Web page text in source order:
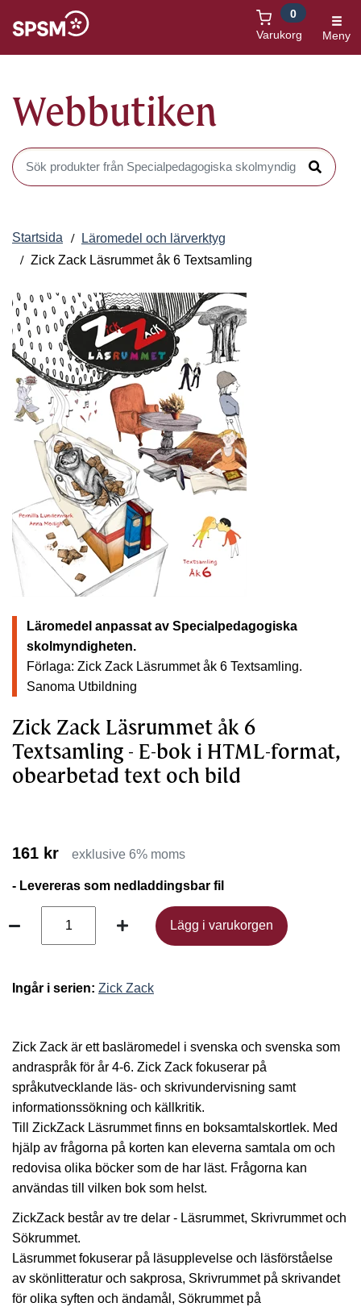
Varukorg
0
Meny
Webbutiken
Sök produkter i Webbutiken
Sök
Startsida
Läromedel och lärverktyg
Zick Zack Läsrummet åk 6 Textsamling
Läromedel anpassat av Specialpedagogiska
skolmyndigheten.
Förlaga: Zick Zack Läsrummet åk 6 Textsamling.
Sanoma Utbildning
Zick Zack Läsrummet åk 6
Textsamling - E-bok i HTML-format,
obearbetad text och bild
161 kr exklusive 6% moms
- Levereras som nedladdingsbar fil
Lägg i varukorgen
Lägg i varukorgen
Ingår i serien: Zick Zack
Zick Zack är ett basläromedel i svenska och svenska som
andraspråk för år 4-6. Zick Zack fokuserar på
språkutvecklande läs- och skrivundervisning samt
informationssökning och källkritik.
Till ZickZack Läsrummet finns en boksamtalskortlek. Med
hjälp av frågorna på korten kan eleverna samtala om och
redovisa olika böcker som de har läst. Frågorna kan
användas till vilken bok som helst.
ZickZack består av tre delar - Läsrummet, Skrivrummet och
Sökrummet.
Läsrummet fokuserar på läsupplevelse och läsförståelse
av skönlitteratur och sakprosa, Skrivrummet på skrivandet
för olika syften och ändamål, Sökrummet på